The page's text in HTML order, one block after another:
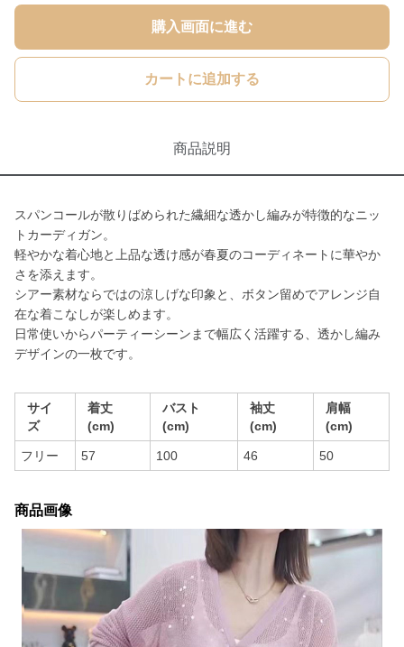
購入画面に進む
カートに追加する
商品説明
スパンコールが散りばめられた繊細な透かし編みが特徴的なニッ
トカーディガン。
軽やかな着心地と上品な透け感が春夏のコーディネートに華やか
さを添えます。
シアー素材ならではの涼しげな印象と、ボタン留めでアレンジ自
在な着こなしが楽しめます。
日常使いからパーティーシーンまで幅広く活躍する、透かし編み
デザインの一枚です。
サイ
ズ
着丈
(cm)
バスト
(cm)
袖丈
(cm)
肩幅
(cm)
フリー 57 100 46 50
商品画像